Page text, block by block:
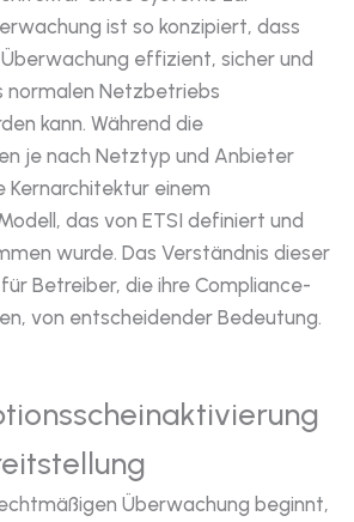
ist so konzipiert, dass
effizient, sicher und
normalen Netzbetriebs
kann. Während die
je nach Netztyp und Anbieter
Kernarchitektur einem
das von ETSI definiert und
wurde. Das Verständnis dieser
Betreiber, die ihre Compliance-
von entscheidender Bedeutung.
Überwachung beginnt,